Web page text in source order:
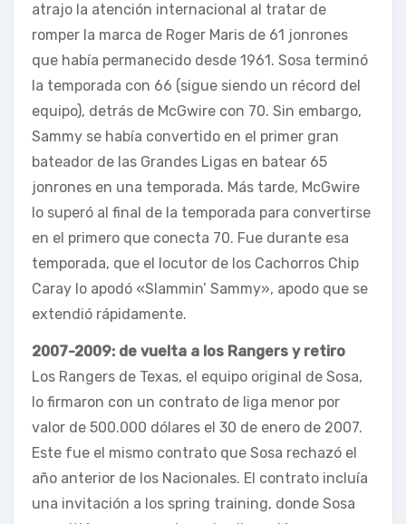
atrajo la atención internacional al tratar de
romper la marca de Roger Maris de 61 jonrones
que había permanecido desde 1961. Sosa terminó
la temporada con 66 (sigue siendo un récord del
equipo), detrás de McGwire con 70. Sin embargo,
Sammy se había convertido en el primer gran
bateador de las Grandes Ligas en batear 65
jonrones en una temporada. Más tarde, McGwire
lo superó al final de la temporada para convertirse
en el primero que conecta 70. Fue durante esa
temporada, que el locutor de los Cachorros Chip
Caray lo apodó «Slammin’ Sammy», apodo que se
extendió rápidamente.
2007-2009: de vuelta a los Rangers y retiro
Los Rangers de Texas, el equipo original de Sosa,
lo firmaron con un contrato de liga menor por
valor de 500.000 dólares el 30 de enero de 2007.
Este fue el mismo contrato que Sosa rechazó el
año anterior de los Nacionales. El contrato incluía
una invitación a los spring training, donde Sosa